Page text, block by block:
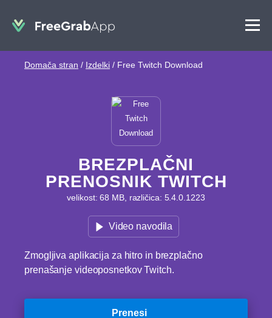
Domača stran / Izdelki / Free Twitch Download
BREZPLAČNI
PRENOSNIK TWITCH
velikost: 68 MB, različica: 5.4.0.1223
Video navodila
Zmogljiva aplikacija za hitro in brezplačno
prenašanje videoposnetkov Twitch.
Prenesi